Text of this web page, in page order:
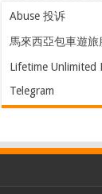
Abuse 投诉
馬來西亞包車遊旅
Lifetime Unlimited
Telegram